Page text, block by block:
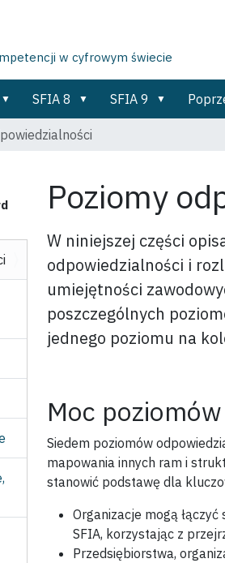
w cyfrowym świecie
SFIA 8 SFIA 9
Poziomy
W niniejszej części
odpowiedzialności i
umiejętności
poszczególnych
jednego poziomu na
Moc
Siedem poziomów
mapowania innych ram i
stanowić podstawę dla
Organizacje mogą
SFIA, korzystając z
Przedsiębiorstwa,